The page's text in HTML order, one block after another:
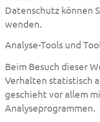
Datenschutz können
wenden.
Analyse-Tools und
Beim Besuch dieser
Verhalten statistisch
geschieht vor allem
Analyseprogrammen.